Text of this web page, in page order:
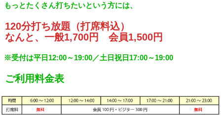
もっとたくさん打ちたいという方には、
120分打ち放題（打席料込）
なんと、一般1,700円 会員1,500円
※受付は平日12:00～19:00／土日祝日17:00～19:00
ご利用料金表